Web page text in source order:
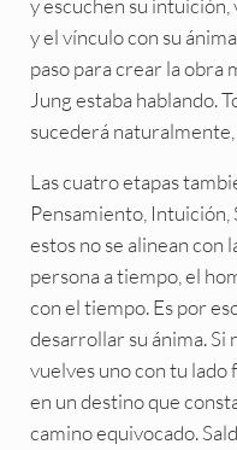
y escuchen su
y el vínculo con su
paso para crear la obra
Jung estaba hablando.
sucederá
Las cuatro etapas
Pensamiento, Intuición,
estos no se alinean con
persona a tiempo, el
con el tiempo. Es por
desarrollar su ánima. Si
vuelves uno con tu lado
en un destino que
camino equivocado.